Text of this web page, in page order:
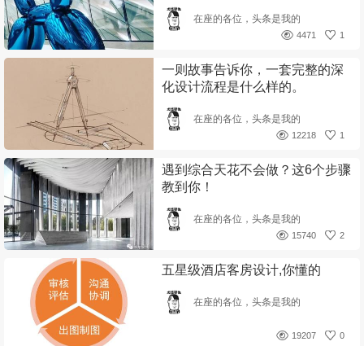
在座的各位，头条是我的
1
4471
一则故事告诉你，一套完整的深
化设计流程是什么样的。
在座的各位，头条是我的
1
12218
遇到综合天花不会做？这6个步骤
教到你！
在座的各位，头条是我的
2
15740
五星级酒店客房设计,你懂的
在座的各位，头条是我的
0
19207